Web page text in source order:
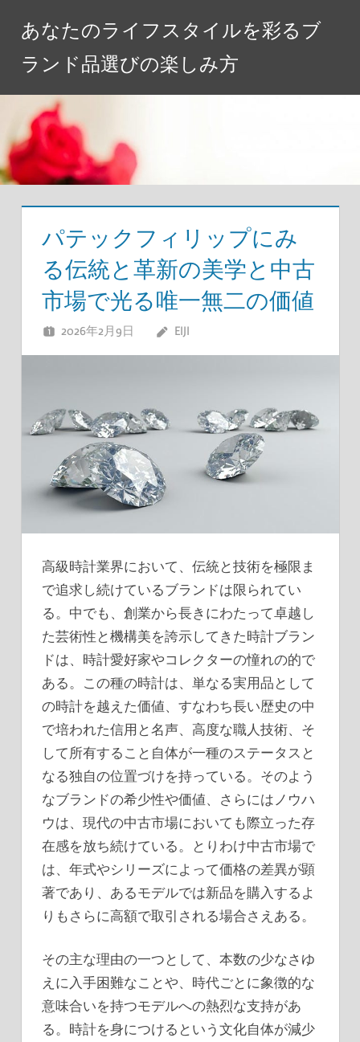
ス
キ
あなたのライフスタイルを彩るブ
ランド品選びの楽しみ方
パテックフィリップにみ
る伝統と革新の美学と中古
市場で光る唯一無二の価値
2026年2月9日 EIJI
高級時計業界において、伝統と技術を極限ま
で追求し続けているブランドは限られてい
る。 中でも、創業から長きにわたって卓越し
た芸術性と機構美を誇示してきた時計ブラン
ドは、時計愛好家やコレクターの憧れの的で
ある。この種の時計は、単なる実用品として
の時計を越えた価値、すなわち長い歴史の中
で培われた信用と名声、高度な職人技術、そ
して所有すること自体が一種のステータスと
なる独自の位置づけを持っている。そのよう
なブランドの希少性や価値、さらにはノウハ
ウは、現代の中古市場においても際立った存
在感を放ち続けている。とりわけ中古市場で
は、年式やシリーズによって価格の差異が顕
著であり、あるモデルでは新品を購入するよ
りもさらに高額で取引される場合さえある。
その主な理由の一つとして、本数の少なさゆ
えに入手困難なことや、時代ごとに象徴的な
意味合いを持つモデルへの熱烈な支持があ
る。時計を身につけるという文化自体が減少